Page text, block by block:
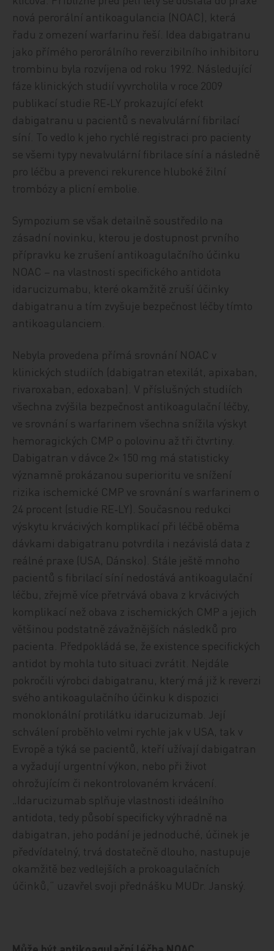
nová perorální antikoagulancia (NOAC), která
řadu z omezení warfarinu řeší. Idea dabigatranu
jako přímého perorálního reverzibilního inhibitoru
trombinu byla rozvíjena od roku 1992. Následující
fáze klinických studií vyvrcholila v roce 2009
publikací studie RE‑LY prokazující efekt
dabigatranu u pacientů s nevalvulární fibrilací
síní. To vedlo k jeho rychlé registraci pro pacienty
se všemi typy nevalvulární fibrilace síní a následně
pro léčbu a prevenci rekurence hluboké žilní
trombózy a plicní embolie.
Sympozium se však detailně soustředilo na
zásadní novinku, kterou je dostupnost prvního
přípravku ke zrušení antikoagulačního účinku
NOAC – na vlastnosti specifického antidota
idarucizumabu, které okamžitě zruší účinky
dabigatranu a tím zvyšuje bezpečnost léčby tímto
antikoagulanciem.
Nebyla provedena přímá srovnání NOAC v
klinických studiích (dabigatran etexilát, apixaban,
rivaroxaban, edoxaban). V příslušných studiích
všechna zvýšila bezpečnost antikoagulační léčby,
ve srovnání s warfarinem všechna snížila výskyt
hemoragických CMP o polovinu až tři čtvrtiny.
Dabigatran v dávce 2× 150 mg má statisticky
významně prokázanou superioritu ve snížení
rizika ischemické CMP ve srovnání s warfarinem o
24 procent (studie RE‑LY). Současnou redukci
výskytu krvácivých komplikací při léčbě oběma
dávkami dabigatranu potvrdila i nezávislá data z
reálné praxe (USA, Dánsko). Stále ještě mnoho
pacientů s fibrilací síní nedostává antikoagulační
léčbu, zřejmě více přetrvává obava z krvácivých
komplikací než obava z ischemických CMP a jejich
většinou podstatně závažnějších následků pro
pacienta. Předpokládá se, že existence specifických
antidot by mohla tuto situaci zvrátit. Nejdále
pokročili výrobci dabigatranu, který má již k reverzi
svého antikoagulačního účinku k dispozici
monoklonální protilátku idarucizumab. Její
schválení proběhlo velmi rychle jak v USA, tak v
Evropě a týká se pacientů, kteří užívají dabigatran
a vyžadují urgentní výkon, nebo při život
ohrožujícím či nekontrolovaném krvácení.
„Idarucizumab splňuje vlastnosti ideálního
antidota, tedy působí specificky výhradně na
dabigatran, jeho podání je jednoduché, účinek je
předvídatelný, trvá dostatečně dlouho, nastupuje
okamžitě bez vedlejších a prokoagulačních
účinků,“ uzavřel svoji přednášku MUDr. Janský.